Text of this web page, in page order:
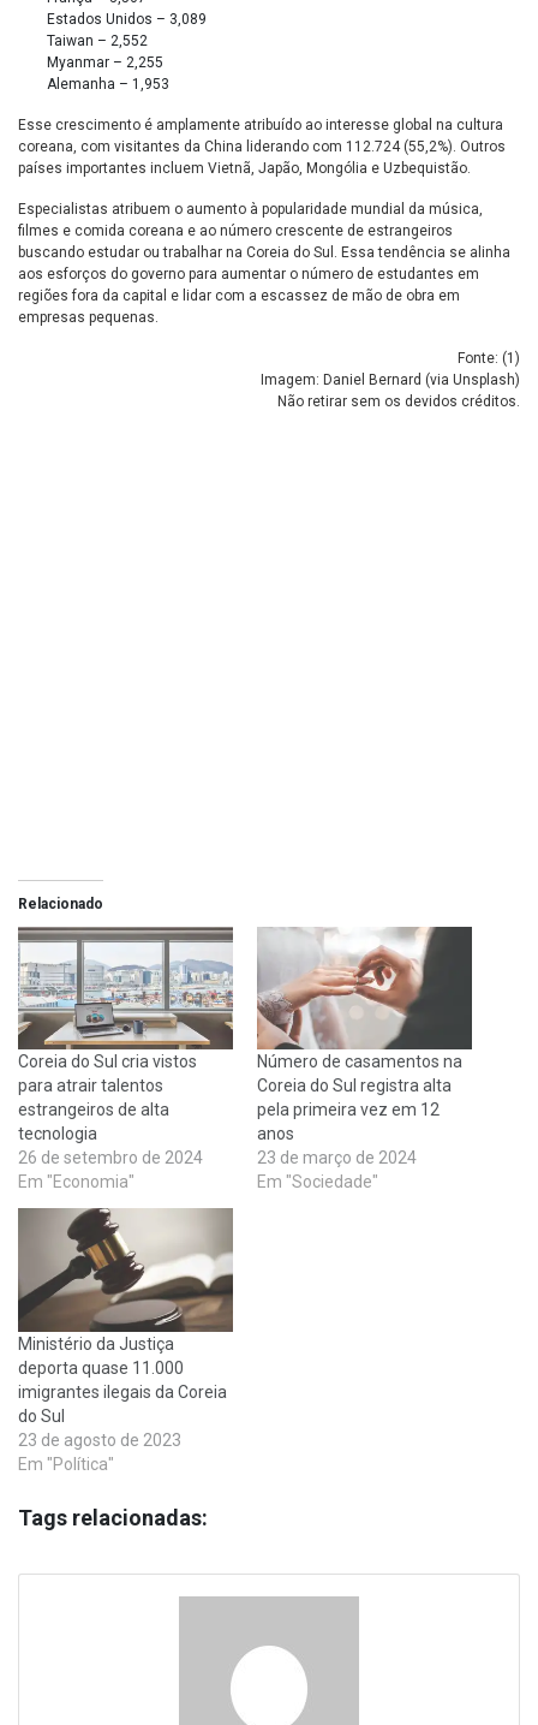
Estados Unidos – 3,089
Taiwan – 2,552
Myanmar – 2,255
Alemanha – 1,953
Esse crescimento é amplamente atribuído ao interesse global na cultura
coreana, com visitantes da China liderando com 112.724 (55,2%). Outros
países importantes incluem Vietnã, Japão, Mongólia e Uzbequistão.
Especialistas atribuem o aumento à popularidade mundial da música,
filmes e comida coreana e ao número crescente de estrangeiros
buscando estudar ou trabalhar na Coreia do Sul. Essa tendência se alinha
aos esforços do governo para aumentar o número de estudantes em
regiões fora da capital e lidar com a escassez de mão de obra em
empresas pequenas.
Fonte: (1 )
Imagem: Daniel Bernard (via Unsplash)
Não retirar sem os devidos créditos.
Relacionado
Coreia do Sul cria vistos
para atrair talentos
estrangeiros de alta
tecnologia
26 de setembro de 2024
Em "Economia"
Número de casamentos na
Coreia do Sul registra alta
pela primeira vez em 12
anos
23 de março de 2024
Em "Sociedade"
Ministério da Justiça
deporta quase 11.000
imigrantes ilegais da Coreia
do Sul
23 de agosto de 2023
Em "Política"
Tags relacionadas: